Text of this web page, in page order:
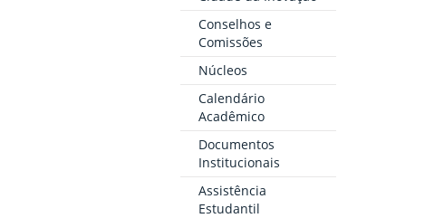
Conselhos e
Comissões
Núcleos
Calendário
Acadêmico
Documentos
Institucionais
Assistência
Estudantil